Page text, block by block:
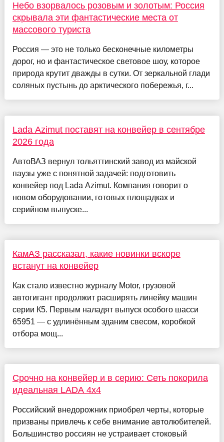
Небо взорвалось розовым и золотым: Россия
скрывала эти фантастические места от
массового туриста
Россия — это не только бесконечные километры
дорог, но и фантастическое световое шоу, которое
природа крутит дважды в сутки. От зеркальной глади
соляных пустынь до арктического побережья, г...
Lada Azimut поставят на конвейер в сентябре
2026 года
АвтоВАЗ вернул тольяттинский завод из майской
паузы уже с понятной задачей: подготовить
конвейер под Lada Azimut. Компания говорит о
новом оборудовании, готовых площадках и
серийном выпуске...
КамАЗ рассказал, какие новинки вскоре
встанут на конвейер
Как стало известно журналу Motor, грузовой
автогигант продолжит расширять линейку машин
серии К5. Первым наладят выпуск особого шасси
65951 — с удлинённым зданим свесом, коробкой
отбора мощ...
Срочно на конвейер и в серию: Сеть покорила
идеальная LADA 4x4
Российский внедорожник приобрел черты, которые
призваны привлечь к себе внимание автолюбителей.
Большинство россиян не устраивает стоковый